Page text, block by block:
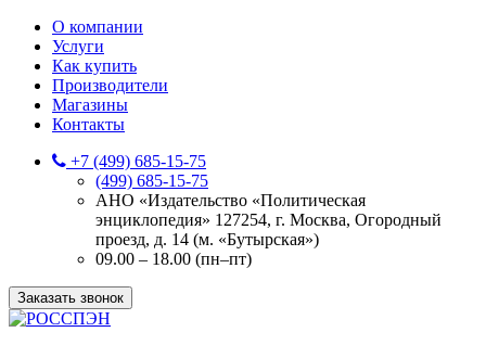
О компании
Услуги
Как купить
Производители
Магазины
Контакты
+7 (499) 685-15-75
(499) 685-15-75
АНО «Издательство «Политическая
энциклопедия» 127254, г. Москва, Огородный
проезд, д. 14 (м. «Бутырская»)
09.00 – 18.00 (пн–пт)
Заказать звонок